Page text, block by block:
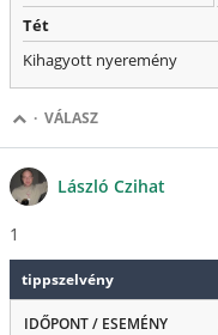
Tét
Kihagyott nyeremény
· VÁLASZ
László Czihat
1
tippszelvény
IDŐPONT / ESEMÉNY